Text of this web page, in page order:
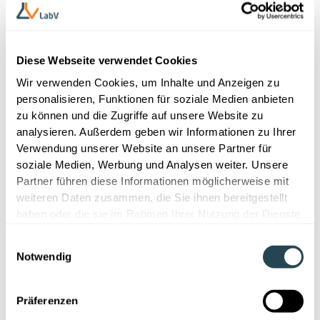
Diese Webseite verwendet Cookies
Wir verwenden Cookies, um Inhalte und Anzeigen zu
personalisieren, Funktionen für soziale Medien anbieten
zu können und die Zugriffe auf unsere Website zu
analysieren. Außerdem geben wir Informationen zu Ihrer
Verwendung unserer Website an unsere Partner für
soziale Medien, Werbung und Analysen weiter. Unsere
Partner führen diese Informationen möglicherweise mit
weiteren Daten zusammen, die Sie ihnen bereitgestellt
haben oder die sie im Rahmen Ihrer Nutzung der Dienste
Notwendig
Präferenzen
produktive Nutzung. Das sichtbare Ergebnis im Alltag:
Entscheidungen basieren auf brauchbaren Daten und
nicht auf verstreuten Excel-Silos. Und weil LabV
cloudbasiert ist und über Optionen statt Custom-Code
gesteuert wird, laufen Weiterentwicklungen
kontinuierlich ein, ohne große Release-Projekte.
Risiken reduzieren und Klarheit
schaffen
fachlicher Owner trifft Entscheidungen, ein IT-Kontakt
stellt Policies und Freigaben sicher. In kurzen
am Real-Use-Case verprobt. So entsteht Momentum